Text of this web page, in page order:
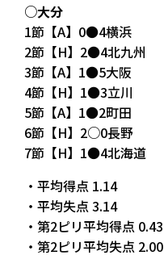
○大分
1節【A】0●4横浜
2節【H】2●4北九州
3節【A】1●5大阪
4節【H】1●3立川
5節【A】1●2町田
6節【H】2○0長野
7節【H】1●4北海道
・平均得点 1.14
・平均失点 3.14
・第2ピリ平均得点 0.43
・第2ピリ平均失点 2.00